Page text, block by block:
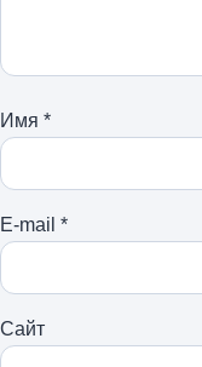
Имя *
E-mail *
Сайт